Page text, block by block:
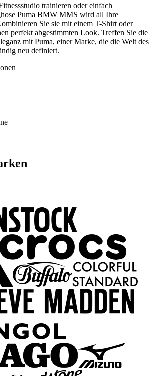
trainieren oder einfach
Puma BMW MMS wird all Ihre
Sie sie mit einem T-Shirt oder
perfekt abgestimmten Look. Treffen Sie die
mit Puma, einer Marke, die die Welt des
neu definiert.